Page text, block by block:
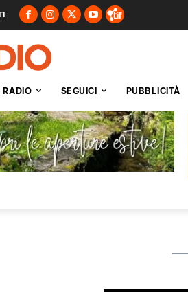
RADIO SEGUICI PUBBLICITÀ